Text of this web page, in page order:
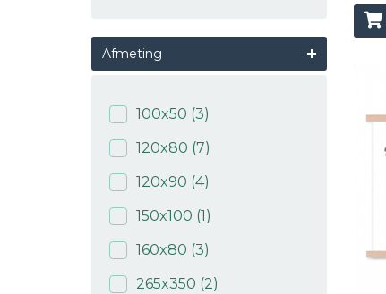
Afmeting
100x50 (3)
120x80 (7)
120x90 (4)
150x100 (1)
160x80 (3)
265x350 (2)